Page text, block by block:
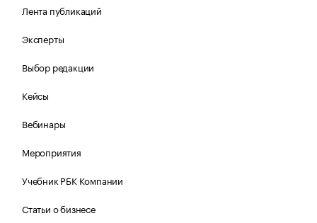
Лента публикаций
Эксперты
Выбор редакции
Кейсы
Вебинары
Мероприятия
Учебник РБК Компании
Статьи о бизнесе